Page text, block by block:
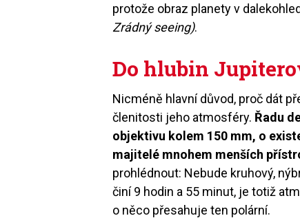
protože obraz planety v
Zrádný seeing).
Do hlubin
Nicméně hlavní důvod, proč dát
členitosti jeho atmosféry. Řadu
objektivu kolem 150 mm, o
majitelé mnohem menších
prohlédnout: Nebude kruhový,
činí 9 hodin a 55 minut, je totiž
o něco přesahuje ten polární.